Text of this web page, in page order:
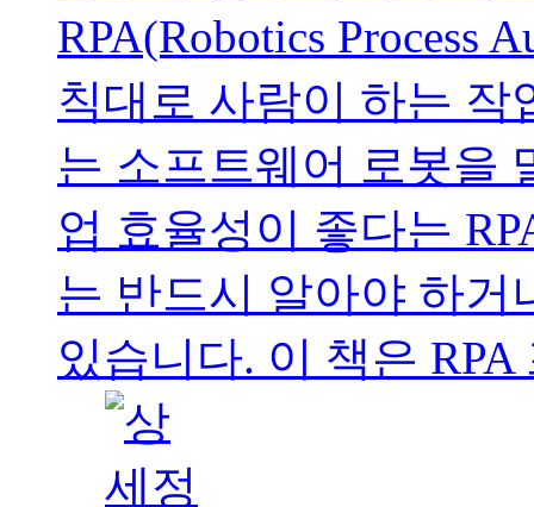
RPA(Robotics Process
칙대로 사람이 하는 작
는 소프트웨어 로봇을
업 효율성이 좋다는
는 반드시 알아야 하거
있습니다. 이 책은